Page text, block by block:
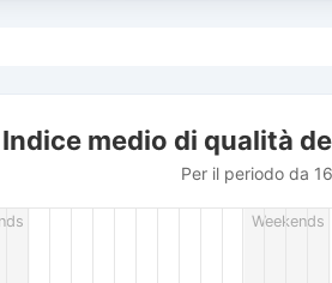
3 data series.
displaying AQI PM2.5, Wind power
Weekends
Indice medio di qualità
Per il periodo da